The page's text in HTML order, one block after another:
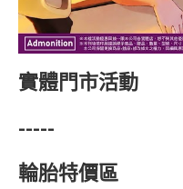
實體門市活動
-----
輪胎特價區